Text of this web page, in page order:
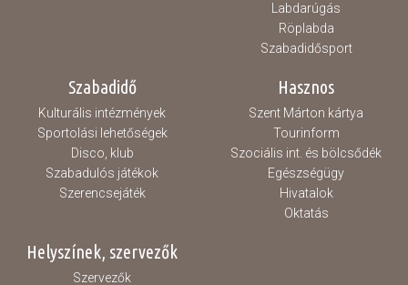
Labdarúgás
Röplabda
Szabadidősport
Szabadidő
Kulturális intézmények
Sportolási lehetőségek
Disco, klub
Szabadulós játékok
Szerencsejáték
Hasznos
Szent Márton kártya
Tourinform
Szociális int. és bölcsődék
Egészségügy
Hivatalok
Oktatás
Helyszínek, szervezők
Szervezők